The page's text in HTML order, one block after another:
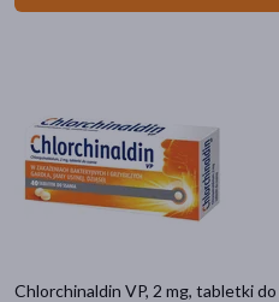
Chlorchinaldin VP, 2 mg,